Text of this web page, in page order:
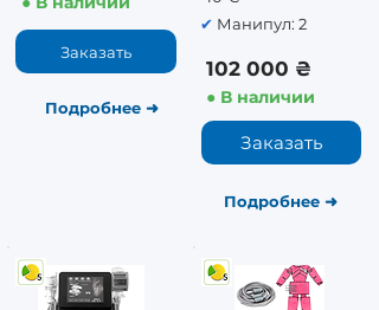
Заказать
Подробнее ➜
✔ Манипул: 2
102 000 ₴
● В наличии
Заказать
Подробнее​ ➜